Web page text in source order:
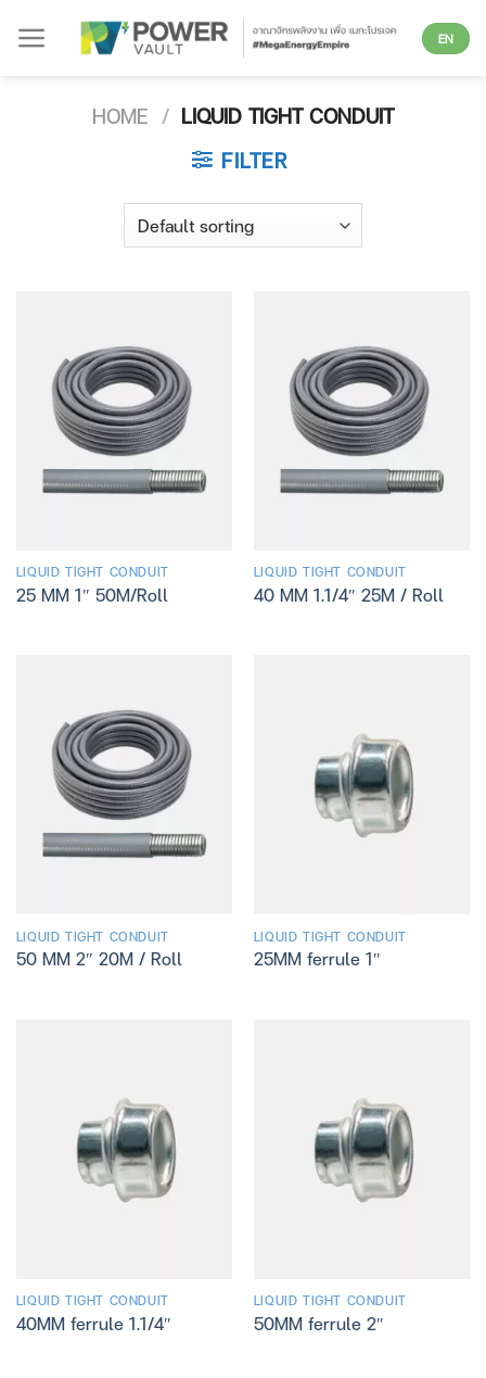
EN
HOME / LIQUID TIGHT CONDUIT
FILTER
LIQUID TIGHT CONDUIT
25 MM 1″ 50M/Roll
LIQUID TIGHT CONDUIT
40 MM 1.1/4″ 25M / Roll
LIQUID TIGHT CONDUIT
50 MM 2″ 20M / Roll
LIQUID TIGHT CONDUIT
25MM ferrule 1″
LIQUID TIGHT CONDUIT
40MM ferrule 1.1/4″
LIQUID TIGHT CONDUIT
50MM ferrule 2″